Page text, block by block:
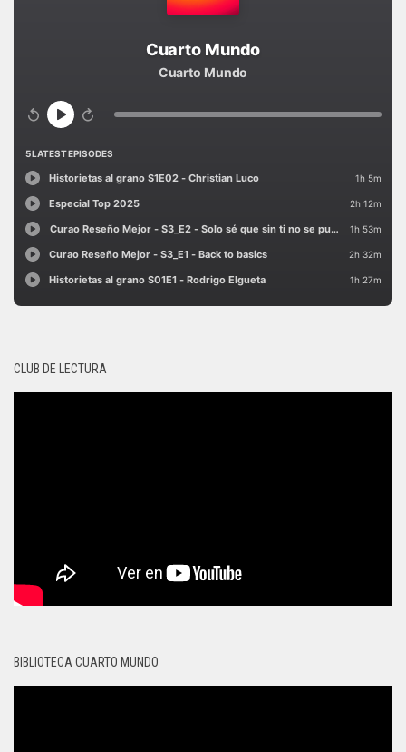
CLUB DE LECTURA
BIBLIOTECA CUARTO MUNDO